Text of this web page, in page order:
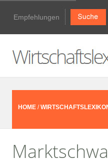
Empfehlungen
HOME /